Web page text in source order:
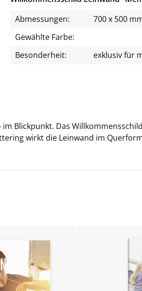
Abmessungen:
700 x 500
Gewählte Farbe:
Besonderheit:
exklusiv für
Blick­punkt. Das
wirkt die Lein­wand im